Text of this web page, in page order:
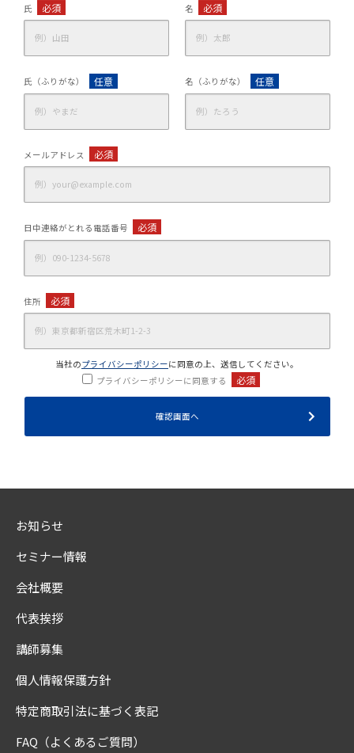
氏 必須 名 必須
氏（ふりがな） 任意 名（ふりがな） 任意
メールアドレス 必須
日中連絡がとれる電話番号 必須
住所 必須
当社のプライバシーポリシーに同意の上、送信してください。
プライバシーポリシーに同意する
必須
お知らせ
セミナー情報
会社概要
代表挨拶
講師募集
個人情報保護方針
特定商取引法に基づく表記
FAQ（よくあるご質問）